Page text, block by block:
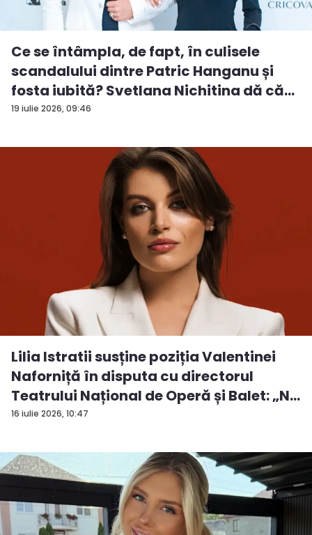
19 iulie 2026, 09:46
Ce se întâmpla, de fapt, în culisele
scandalului dintre Patric Hanganu și
fosta iubită? Svetlana Nichitina dă că...
16 iulie 2026, 10:47
Lilia Istratii susține poziția Valentinei
Naforniță în disputa cu directorul
Teatrului Național de Operă și Balet: „N...